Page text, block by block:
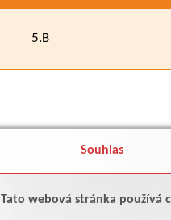
Souhlas
Tato webová stránka používá
5.B